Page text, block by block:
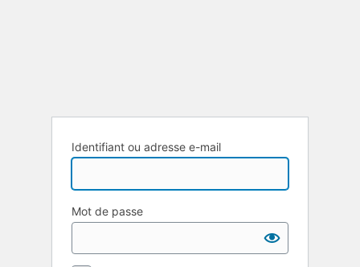
Identifiant ou adresse e-mail
Mot de passe